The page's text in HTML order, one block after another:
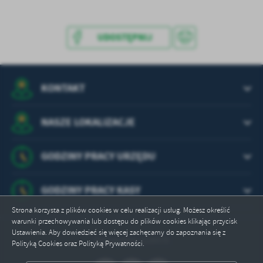
Strona korzysta z plików cookies w celu realizacji usług. Możesz określić
warunki przechowywania lub dostępu do plików cookies klikając przycisk
Ustawienia. Aby dowiedzieć się więcej zachęcamy do zapoznania się z
Polityką Cookies oraz Polityką Prywatności.
UDOSTĘPNIJ
KONTAKT
NASZE LOKALIZACJE
GODZINY PRACY URZĘDU
GODZINY PRACY KASY
Odwiedzin: 628970